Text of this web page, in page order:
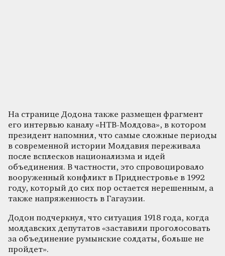
На странице Додона также размещен фрагмент
его интервью каналу «НТВ-Молдова», в котором
президент напомнил, что самые сложные периоды
в современной истории Молдавия переживала
после всплесков национализма и идей
объединения. В частности, это спровоцировало
вооруженный конфликт в Приднестровье в 1992
году, который до сих пор остается нерешенным, а
также напряженность в Гагаузии.
Додон подчеркнул, что ситуация 1918 года, когда
молдавских депутатов «заставили проголосовать
за объединение румынские солдаты, больше не
пройдет».